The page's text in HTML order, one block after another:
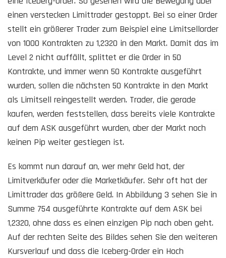
einen verstecken Limittrader gestoppt. Bei so einer Order
stellt ein größerer Trader zum Beispiel eine Limitsellorder
von 1000 Kontrakten zu 1,2320 in den Markt. Damit das im
Level 2 nicht auffällt, splittet er die Order in 50
Kontrakte, und immer wenn 50 Kontrakte ausgeführt
wurden, sollen die nächsten 50 Kontrakte in den Markt
als Limitsell reingestellt werden. Trader, die gerade
kaufen, werden feststellen, dass bereits viele Kontrakte
auf dem ASK ausgeführt wurden, aber der Markt noch
keinen Pip weiter gestiegen ist.
Es kommt nun darauf an, wer mehr Geld hat, der
Limitverkäufer oder die Marketkäufer. Sehr oft hat der
Limittrader das größere Geld. In Abbildung 3 sehen Sie in
Summe 754 ausgeführte Kontrakte auf dem ASK bei
1,2320, ohne dass es einen einzigen Pip nach oben geht.
Auf der rechten Seite des Bildes sehen Sie den weiteren
Kursverlauf und dass die Iceberg-Order ein Hoch